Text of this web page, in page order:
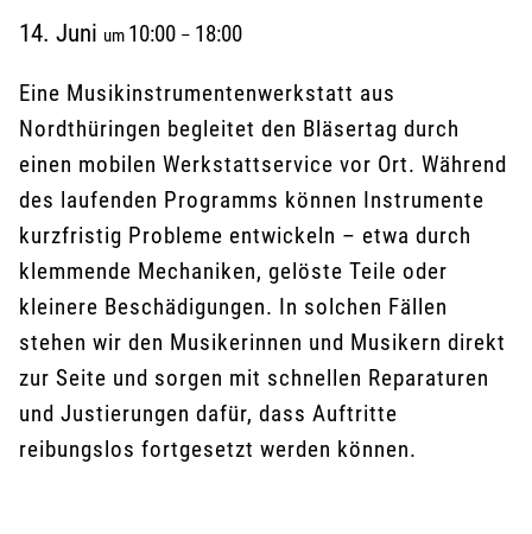
14. Juni um 10:00 – 18:00
Eine Musikinstrumentenwerkstatt aus
Nordthüringen begleitet den Bläsertag durch
einen mobilen Werkstattservice vor Ort. Während
des laufenden Programms können Instrumente
kurzfristig Probleme entwickeln – etwa durch
klemmende Mechaniken, gelöste Teile oder
kleinere Beschädigungen. In solchen Fällen
stehen wir den Musikerinnen und Musikern direkt
zur Seite und sorgen mit schnellen Reparaturen
und Justierungen dafür, dass Auftritte
reibungslos fortgesetzt werden können.